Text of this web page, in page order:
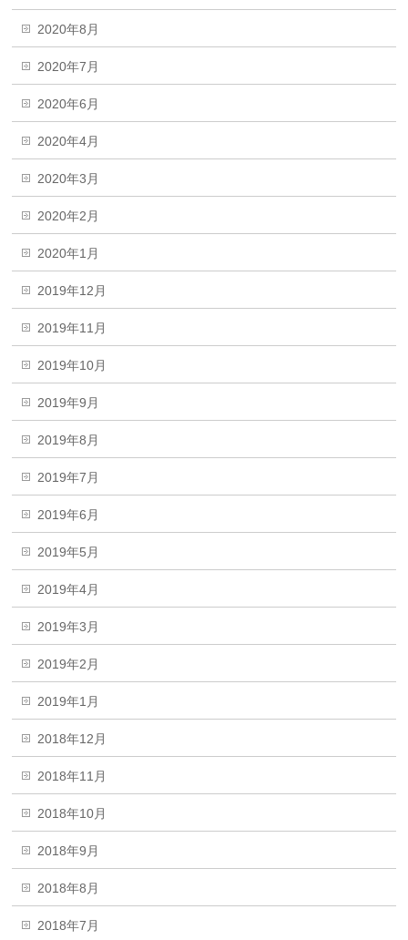
2020年8月
2020年7月
2020年6月
2020年4月
2020年3月
2020年2月
2020年1月
2019年12月
2019年11月
2019年10月
2019年9月
2019年8月
2019年7月
2019年6月
2019年5月
2019年4月
2019年3月
2019年2月
2019年1月
2018年12月
2018年11月
2018年10月
2018年9月
2018年8月
2018年7月